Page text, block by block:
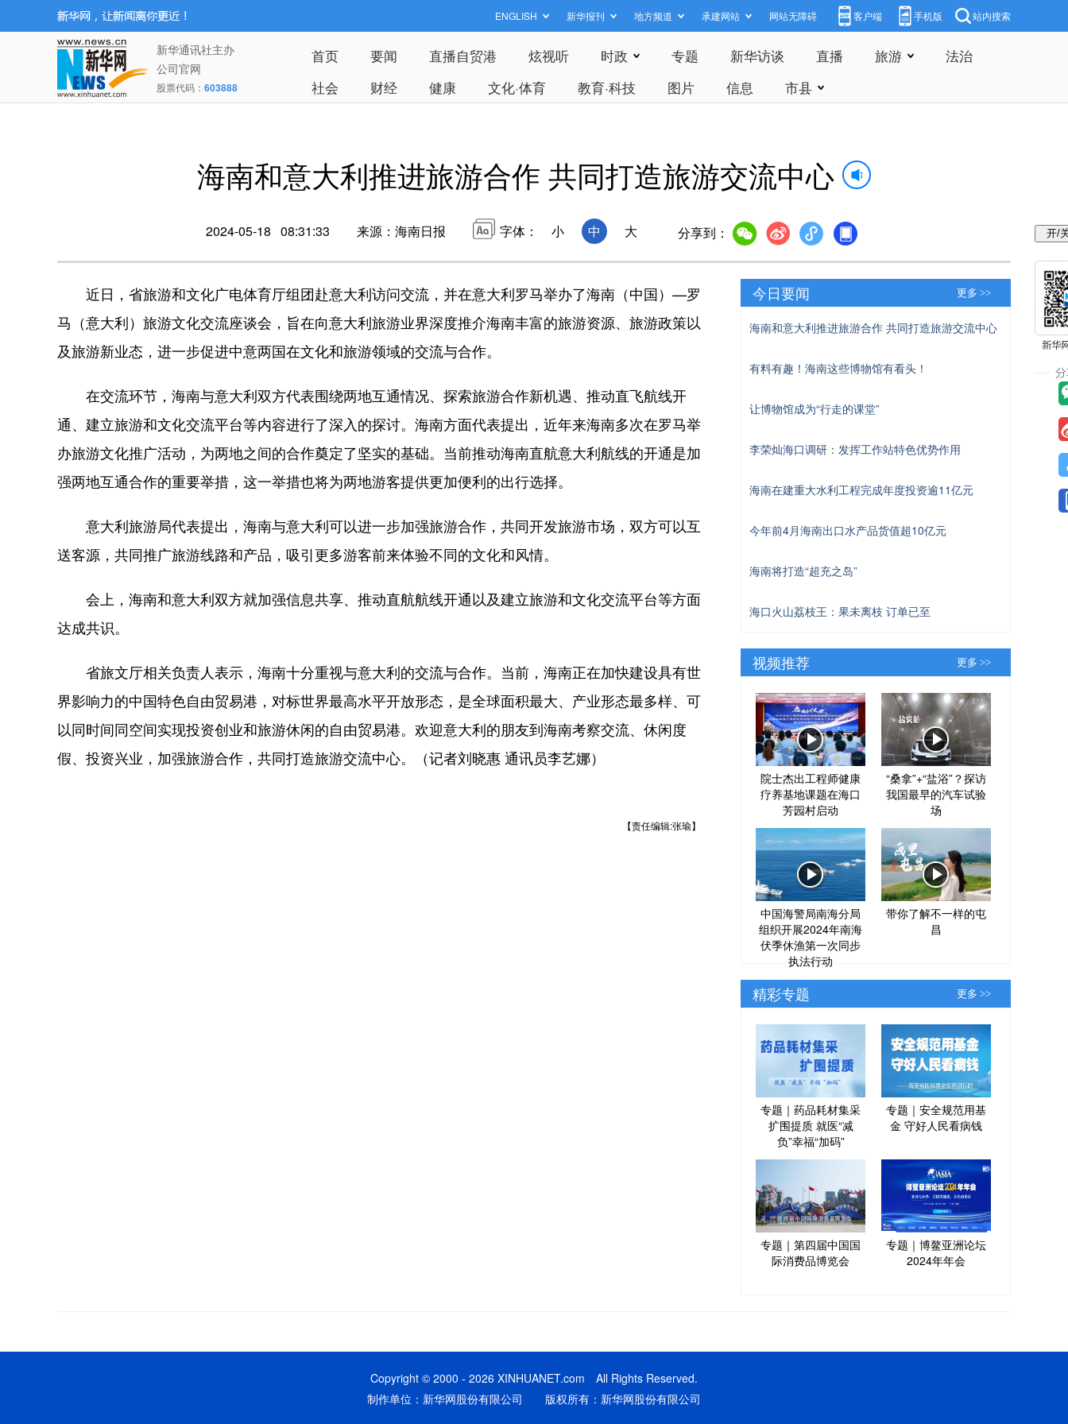
ENGLISH 新华报刊 地方频道 承建网站 网站无障碍 客户端 手机版 站内搜索
新华通讯社主办
公司官网
股票代码： 603888
首页 要闻 直播自贸港 炫视听 时政 专题 新华访谈 直播 旅游
法治
社会
财经 健康 文化·体育 教育·科技 图片 信息 市县
海南和意大利推进旅游合作 共同打造旅游交流中心
2024-05-18 08:31:33 来源：海南日报 字体： 小 中 大 分享到：
近日，省旅游和文化广电体育厅组团赴意大利访问交流，并在意大利罗马举办了海南（中国）—罗
马（意大利）旅游文化交流座谈会，旨在向意大利旅游业界深度推介海南丰富的旅游资源、旅游政策以
及旅游新业态，进一步促进中意两国在文化和旅游领域的交流与合作。
在交流环节，海南与意大利双方代表围绕两地互通情况、探索旅游合作新机遇、推动直飞航线开
通、建立旅游和文化交流平台等内容进行了深入的探讨。海南方面代表提出，近年来海南多次在罗马举
办旅游文化推广活动，为两地之间的合作奠定了坚实的基础。当前推动海南直航意大利航线的开通是加
强两地互通合作的重要举措，这一举措也将为两地游客提供更加便利的出行选择。
意大利旅游局代表提出，海南与意大利可以进一步加强旅游合作，共同开发旅游市场，双方可以互
送客源，共同推广旅游线路和产品，吸引更多游客前来体验不同的文化和风情。
会上，海南和意大利双方就加强信息共享、推动直航航线开通以及建立旅游和文化交流平台等方面
达成共识。
省旅文厅相关负责人表示，海南十分重视与意大利的交流与合作。当前，海南正在加快建设具有世
界影响力的中国特色自由贸易港，对标世界最高水平开放形态，是全球面积最大、产业形态最多样、可
以同时间同空间实现投资创业和旅游休闲的自由贸易港。欢迎意大利的朋友到海南考察交流、休闲度
假、投资兴业，加强旅游合作，共同打造旅游交流中心。（记者刘晓惠 通讯员李艺娜）
【责任编辑:张瑜】
今日要闻 更多 >>
海南和意大利推进旅游合作 共同打造旅游交流中心
有料有趣！海南这些博物馆有看头！
让博物馆成为“行走的课堂”
李荣灿海口调研：发挥工作站特色优势作用
海南在建重大水利工程完成年度投资逾11亿元
今年前4月海南出口水产品货值超10亿元
海南将打造“超充之岛”
海口火山荔枝王：果未离枝 订单已至
视频推荐 更多 >>
院士杰出工程师健康
疗养基地课题在海口
芳园村启动
“桑拿”+“盐浴”？探访
我国最早的汽车试验
场
中国海警局南海分局
组织开展2024年南海
伏季休渔第一次同步
执法行动
带你了解不一样的屯
昌
精彩专题 更多 >>
专题｜药品耗材集采
扩围提质 就医“减
负”幸福“加码”
专题｜安全规范用基
金 守好人民看病钱
专题｜第四届中国国
际消费品博览会
专题｜博鳌亚洲论坛
2024年年会
Copyright © 2000 - 2026 XINHUANET.com All Rights Reserved.
制作单位：新华网股份有限公司 版权所有：新华网股份有限公司